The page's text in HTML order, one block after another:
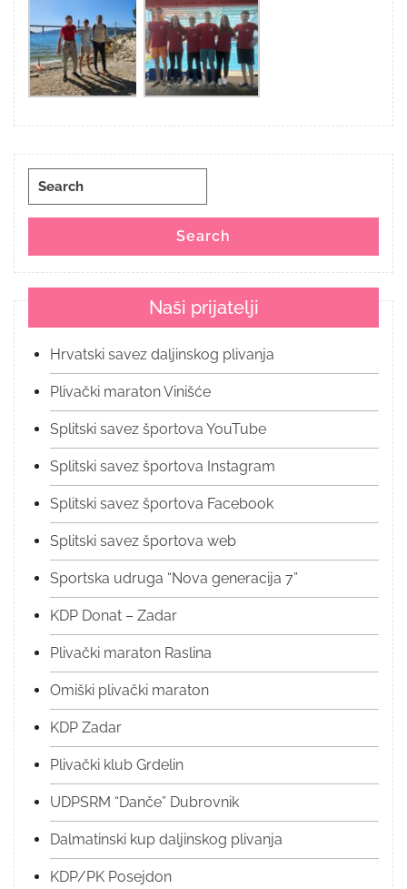
Search
Search
Naši prijatelji
Hrvatski savez daljinskog plivanja
Plivački maraton Vinišće
Splitski savez športova YouTube
Splitski savez športova Instagram
Splitski savez športova Facebook
Splitski savez športova web
Sportska udruga “Nova generacija 7”
KDP Donat – Zadar
Plivački maraton Raslina
Omiški plivački maraton
KDP Zadar
Plivački klub Grdelin
UDPSRM “Danče” Dubrovnik
Dalmatinski kup daljinskog plivanja
KDP/PK Posejdon